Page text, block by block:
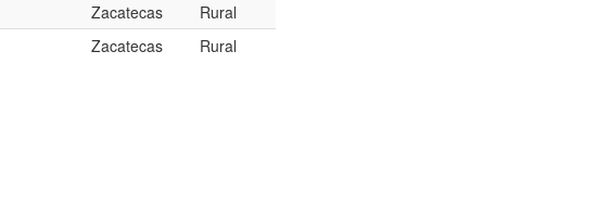
Zacatecas
Rural
Zacatecas Rural